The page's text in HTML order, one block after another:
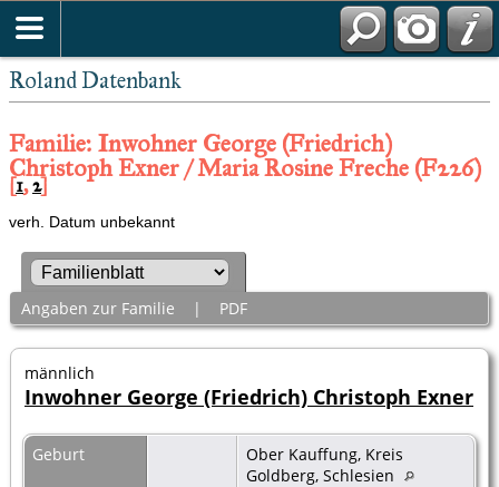
Roland Datenbank
Familie: Inwohner George (Friedrich)
Christoph Exner / Maria Rosine Freche (F226)
[1,2]
verh. Datum unbekannt
Angaben zur Familie | PDF
männlich
Inwohner George (Friedrich) Christoph Exner
Geburt
Ober Kauffung, Kreis
Goldberg, Schlesien